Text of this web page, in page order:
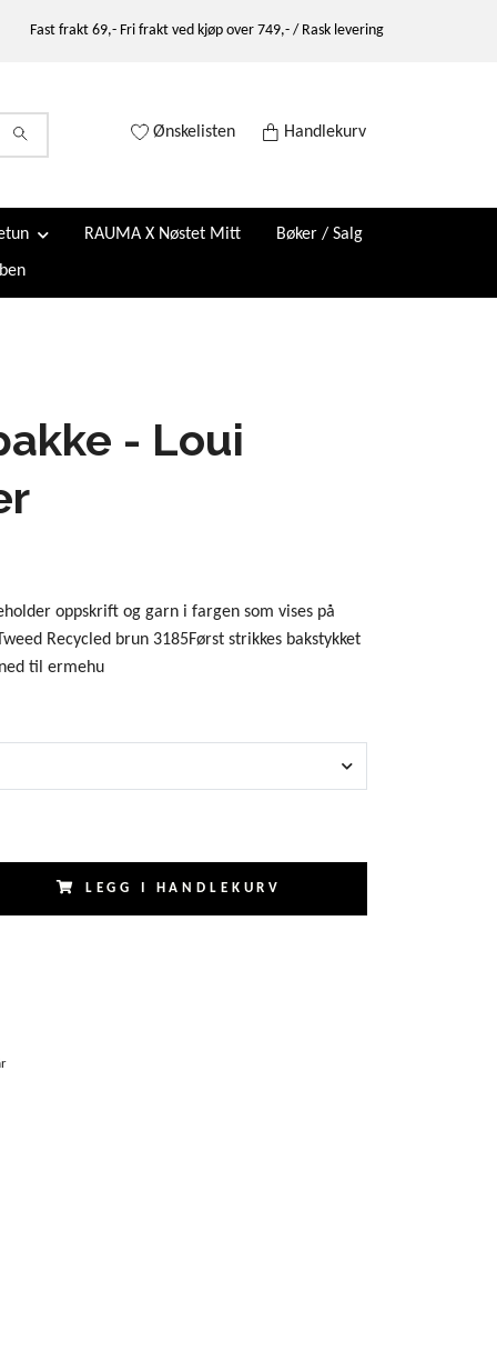
Fast frakt 69,- Fri frakt ved kjøp over 749,- / Rask levering
Ønskelisten Handlekurv
RAUMA X Nøstet Mitt Bøker / Salg
- Loui
oppskrift og garn i fargen som vises på
Recycled brun 3185Først strikkes bakstykket
til ermehu
LEGG I HANDLEKURV